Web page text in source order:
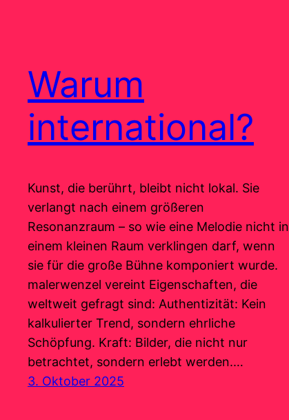
Warum
international?
Kunst, die berührt, bleibt nicht lokal. Sie
verlangt nach einem größeren
Resonanzraum – so wie eine Melodie nicht in
einem kleinen Raum verklingen darf, wenn
sie für die große Bühne komponiert wurde.
malerwenzel vereint Eigenschaften, die
weltweit gefragt sind: Authentizität: Kein
kalkulierter Trend, sondern ehrliche
Schöpfung. Kraft: Bilder, die nicht nur
betrachtet, sondern erlebt werden.…
3. Oktober 2025